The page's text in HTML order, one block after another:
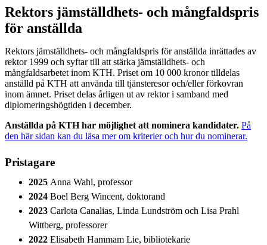
Rektors jämställdhets- och mångfaldspris
för anställda
Rektors jämställdhets- och mångfaldspris för anställda inrättades av
rektor 1999 och syftar till att stärka jämställdhets- och
mångfaldsarbetet inom KTH. Priset om 10 000 kronor tilldelas
anställd på KTH att använda till tjänsteresor och/eller förkovran
inom ämnet. Priset delas årligen ut av rektor i samband med
diplomeringshögtiden i december.
Anställda på KTH har möjlighet att nominera kandidater. På
den här sidan kan du läsa mer om kriterier och hur du nominerar.
Pristagare
2025 Anna Wahl, professor
2024 Boel Berg Wincent, doktorand
2023 Carlota Canalias, Linda Lundström och Lisa Prahl
Wittberg, professorer
2022 Elisabeth Hammam Lie, bibliotekarie